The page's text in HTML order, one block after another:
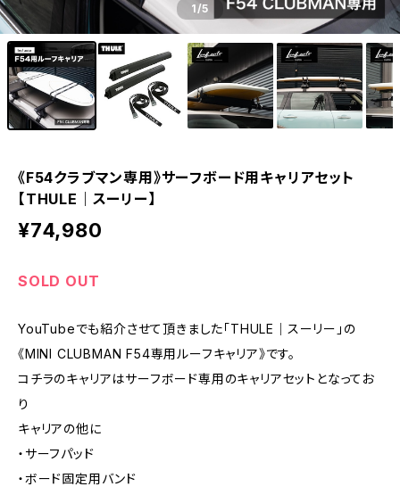
1/5
《F54クラブマン専用》サーフボード用キャリアセット
【THULE｜スーリー】
¥74,980
SOLD OUT
YouTubeでも紹介させて頂きました「THULE｜スーリー」の
《MINI CLUBMAN F54専用ルーフキャリア》です。
コチラのキャリアはサーフボード専用のキャリアセットとなってお
り
キャリアの他に
・サーフパッド
・ボード固定用バンド